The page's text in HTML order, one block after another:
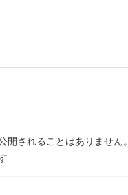
開されることはありません。